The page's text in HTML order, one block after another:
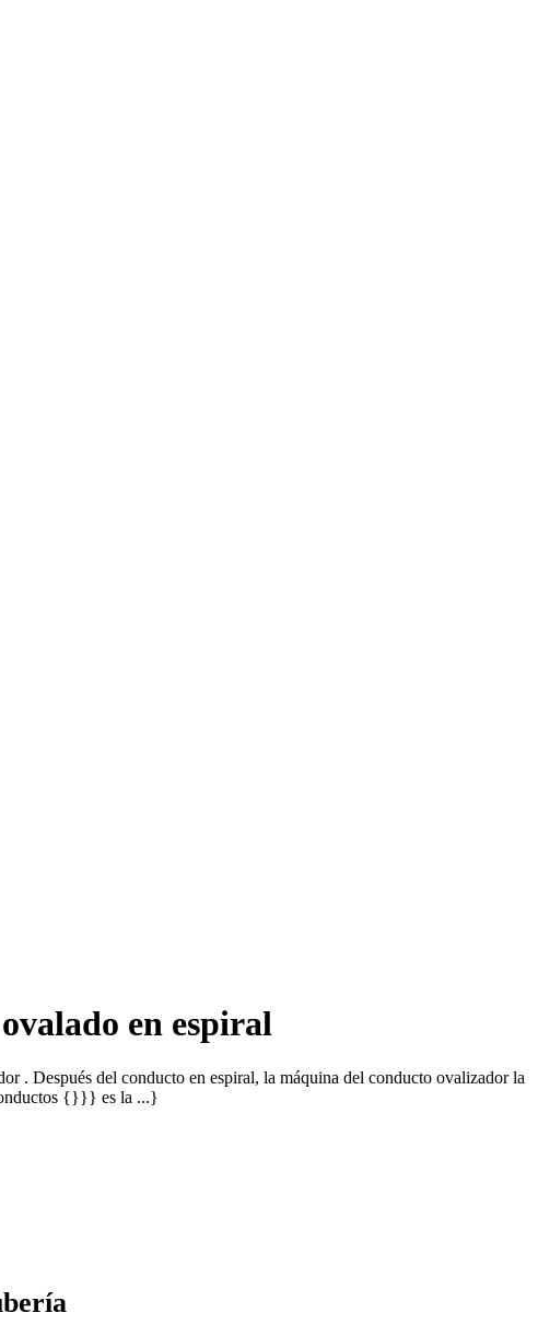
en espiral
. Después del conducto en espiral, la máquina del conducto ovalizador la
{}}} es la ...}